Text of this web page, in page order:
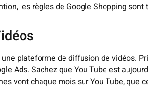
les règles de Google Shopping
une plateforme de diffusion de vidéos.
Ads. Sachez que You Tube est
vont chaque mois sur You Tube,